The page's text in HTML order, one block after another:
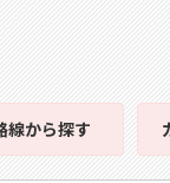
線から探す